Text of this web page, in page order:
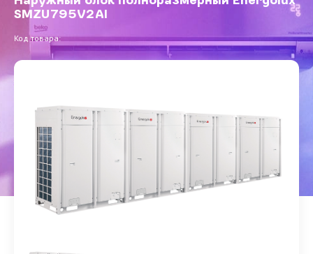
SMZU795V2AI
Код товара: